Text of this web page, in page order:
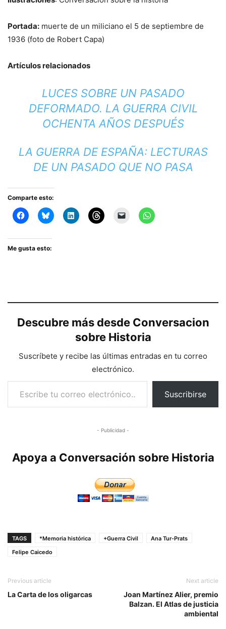
Portada: muerte de un miliciano el 5 de septiembre de
1936 (foto de Robert Capa)
Artículos relacionados
LUCES SOBRE UN PASADO
DEFORMADO. LA GUERRA CIVIL
OCHENTA AÑOS DESPUÉS
LA GUERRA DE ESPAÑA: LECTURAS
DE UN PASADO QUE NO PASA
Comparte esto:
Me gusta esto:
Descubre más desde Conversacion
sobre Historia
Suscríbete y recibe las últimas entradas en tu correo
electrónico.
Escribe tu correo electrónico…
Suscribirse
- Publicidad -
Apoya a Conversación sobre Historia
TAGS *Memoria histórica +Guerra Civil
Ana Tur-Prats
Felipe Caicedo
Previous article
La Carta de los oligarcas
Next article
Joan Martínez Alier, premio
Balzan. El Atlas de justicia
ambiental